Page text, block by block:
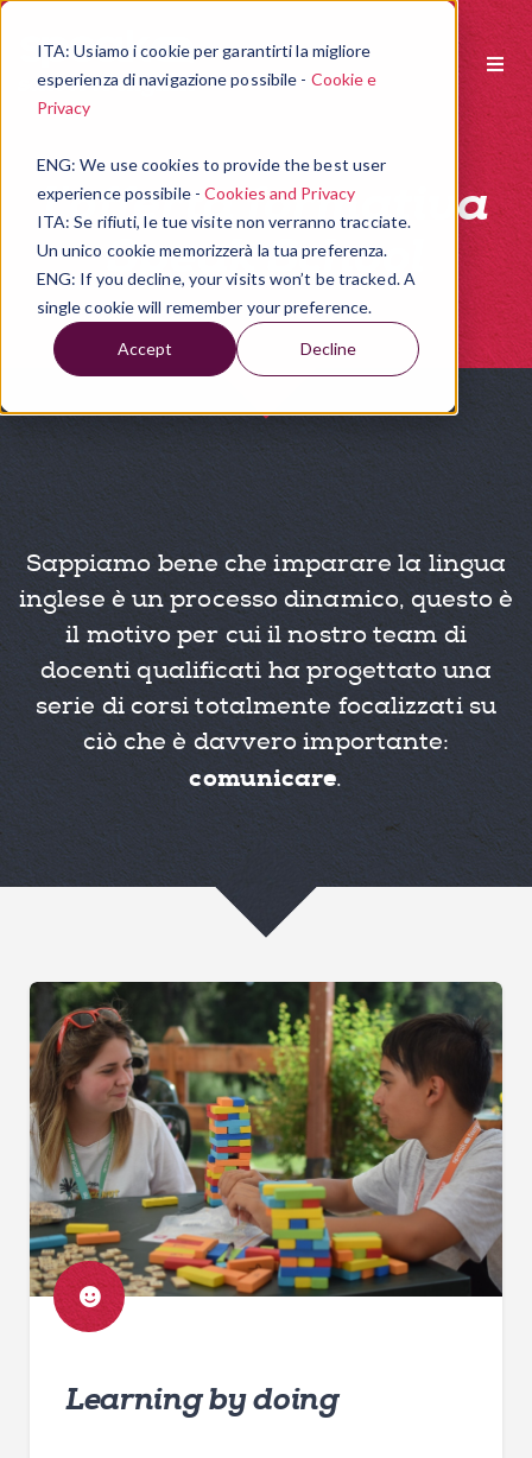
ITA: Usiamo i cookie per garantirti la migliore
esperienza di navigazione possibile - Cookie e
Privacy
ENG: We use cookies to provide the best user
experience possibile -Cookies and Privacy
ITA: Se rifiuti, le tue visite non verranno tracciate.
Un unico cookie memorizzerà la tua preferenza.
ENG: If you decline, your visits won’t be tracked. A
single cookie will remember your preference.
Accept Decline
l'offerta formativa
Speak School
Sappiamo bene che imparare la lingua
inglese è un processo dinamico, questo è
il motivo per cui il nostro team di
docenti qualificati ha progettato una
serie di corsi totalmente focalizzati su
ciò che è davvero importante:
comunicare.
Learning by doing